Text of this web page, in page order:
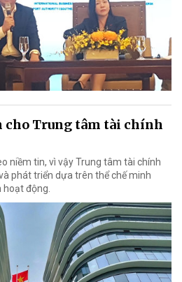
cho Trung tâm tài chính
niềm tin, vì vậy Trung tâm tài chính
phát triển dựa trên thể chế minh
động.